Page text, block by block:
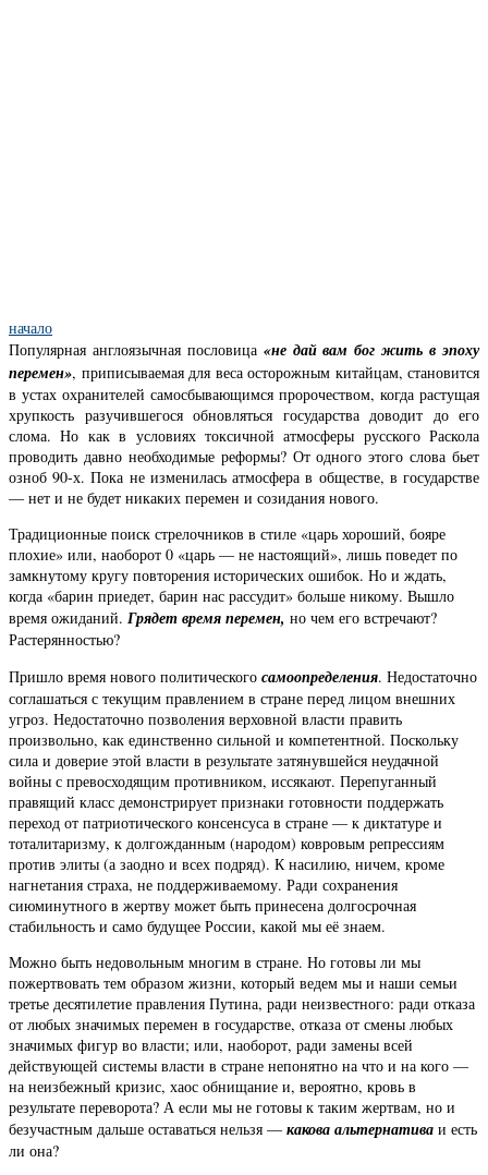
начало
Популярная англоязычная пословица «не дай вам бог жить в эпоху
перемен», приписываемая для веса осторожным китайцам, становится
в устах охранителей самосбывающимся пророчеством, когда растущая
хрупкость разучившегося обновляться государства доводит до его
слома. Но как в условиях токсичной атмосферы русского Раскола
проводить давно необходимые реформы? От одного этого слова бьет
озноб 90-х. Пока не изменилась атмосфера в обществе, в государстве
— нет и не будет никаких перемен и созидания нового.
Традиционные поиск стрелочников в стиле «царь хороший, бояре
плохие» или, наоборот 0 «царь — не настоящий», лишь поведет по
замкнутому кругу повторения исторических ошибок. Но и ждать,
когда «барин приедет, барин нас рассудит» больше никому. Вышло
время ожиданий. Грядет время перемен, но чем его встречают?
Растерянностью?
Пришло время нового политического самоопределения. Недостаточно
соглашаться с текущим правлением в стране перед лицом внешних
угроз. Недостаточно позволения верховной власти править
произвольно, как единственно сильной и компетентной. Поскольку
сила и доверие этой власти в результате затянувшейся неудачной
войны с превосходящим противником, иссякают. Перепуганный
правящий класс демонстрирует признаки готовности поддержать
переход от патриотического консенсуса в стране — к диктатуре и
тоталитаризму, к долгожданным (народом) ковровым репрессиям
против элиты (а заодно и всех подряд). К насилию, ничем, кроме
нагнетания страха, не поддерживаемому. Ради сохранения
сиюминутного в жертву может быть принесена долгосрочная
стабильность и само будущее России, какой мы её знаем.
Можно быть недовольным многим в стране. Но готовы ли мы
пожертвовать тем образом жизни, который ведем мы и наши семьи
третье десятилетие правления Путина, ради неизвестного: ради отказа
от любых значимых перемен в государстве, отказа от смены любых
значимых фигур во власти; или, наоборот, ради замены всей
действующей системы власти в стране непонятно на что и на кого —
на неизбежный кризис, хаос обнищание и, вероятно, кровь в
результате переворота? А если мы не готовы к таким жертвам, но и
безучастным дальше оставаться нельзя — какова альтернатива и есть
ли она?